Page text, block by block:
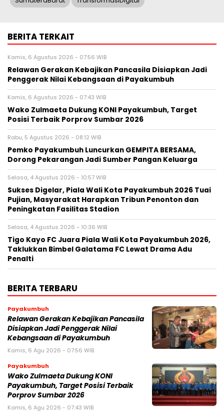
BERITA TERKAIT
Kamis, 6 Agustus 2026 - 07:56 WIB
Relawan Gerakan Kebajikan Pancasila Disiapkan Jadi
Penggerak Nilai Kebangsaan di Payakumbuh
Kamis, 6 Agustus 2026 - 07:43 WIB
Wako Zulmaeta Dukung KONI Payakumbuh, Target
Posisi Terbaik Porprov Sumbar 2026
Rabu, 5 Agustus 2026 - 08:12 WIB
Pemko Payakumbuh Luncurkan GEMPITA BERSAMA,
Dorong Pekarangan Jadi Sumber Pangan Keluarga
Selasa, 4 Agustus 2026 - 10:57 WIB
Sukses Digelar, Piala Wali Kota Payakumbuh 2026 Tuai
Pujian, Masyarakat Harapkan Tribun Penonton dan
Peningkatan Fasilitas Stadion
Selasa, 4 Agustus 2026 - 10:36 WIB
Tigo Kayo FC Juara Piala Wali Kota Payakumbuh 2026,
Taklukkan Bimbel Galatama FC Lewat Drama Adu
Penalti
BERITA TERBARU
Payakumbuh
Relawan Gerakan Kebajikan Pancasila
Disiapkan Jadi Penggerak Nilai
Kebangsaan di Payakumbuh
Kamis, 6 Agu 2026 - 07:56 WIB
Payakumbuh
Wako Zulmaeta Dukung KONI
Payakumbuh, Target Posisi Terbaik
Porprov Sumbar 2026
Kamis, 6 Agu 2026 - 07:43 WIB